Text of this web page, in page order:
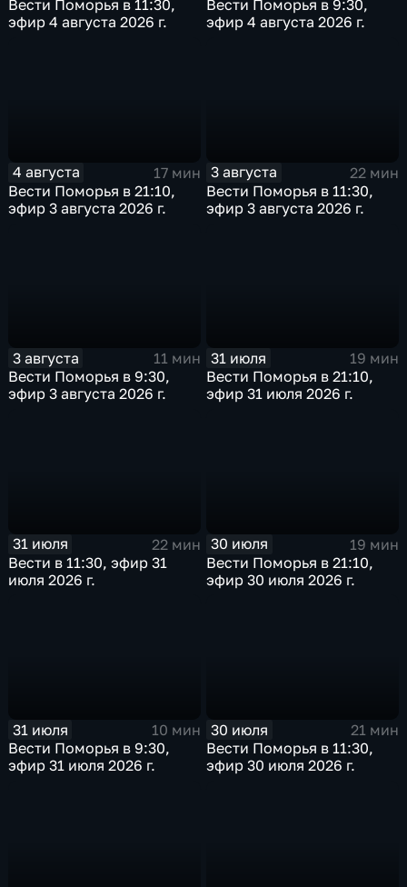
Вести Поморья в 11:30,
эфир 4 августа 2026 г.
Вести Поморья в 9:30,
эфир 4 августа 2026 г.
4 августа
17 мин
Вести Поморья в 21:10,
эфир 3 августа 2026 г.
3 августа
22 мин
Вести Поморья в 11:30,
эфир 3 августа 2026 г.
3 августа
11 мин
Вести Поморья в 9:30,
эфир 3 августа 2026 г.
31 июля
19 мин
Вести Поморья в 21:10,
эфир 31 июля 2026 г.
31 июля
22 мин
Вести в 11:30, эфир 31
июля 2026 г.
30 июля
19 мин
Вести Поморья в 21:10,
эфир 30 июля 2026 г.
31 июля
10 мин
Вести Поморья в 9:30,
эфир 31 июля 2026 г.
30 июля
21 мин
Вести Поморья в 11:30,
эфир 30 июля 2026 г.